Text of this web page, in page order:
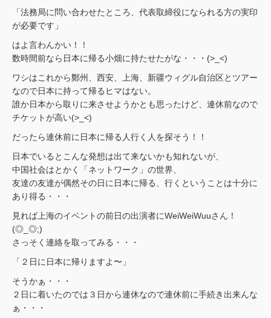
「法務局に問い合わせたところ、代表取締役になられる方の実印
が必要です」
はよ言わんかい！！
数時間前なら日本に帰る小畑に持たせたがな・・・(>_<)
ワシはこれから鄭州、西安、上海、新疆ウィグル自治区とツアー
なので日本に持って帰るヒマはない。
誰か日本から取りに来させようかとも思ったけど、連休前なので
チケットが高い(>_<)
だったら連休前に日本に帰る人行く人を探そう！！
日本でいるとこんな発想は出て来ないかも知れないが、
中国社会はとかく「ネットワーク」の世界、
友達の友達が偶然その日に日本に帰る、行くということは十分に
あり得る・・・
見れば上海のイベントの前日の出演者にWeiWeiWuuさん！
(◎_◎;)
さっそく連絡を取ってみる・・・
「２日に日本に帰りますよ〜」
そうかぁ・・・
２日に着いたのでは３日から連休なので連休前に手続き出来んな
ぁ・・・